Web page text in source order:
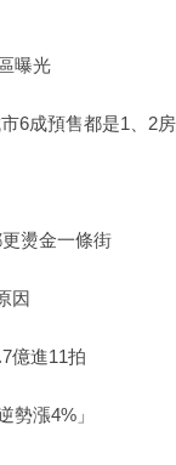
曝光
6成預售都是1、2房
燙金一條街
因
億進11拍
漲4%」